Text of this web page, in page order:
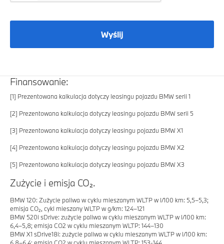
Wyślij
Finansowanie:
[1] Prezentowana kalkulacja dotyczy leasingu pojazdu BMW serii 1
[2] Prezentowana kalkulacja dotyczy leasingu pojazdu BMW serii 5
[3] Prezentowana kalkulacja dotyczy leasingu pojazdu BMW X1
[4] Prezentowana kalkulacja dotyczy leasingu pojazdu BMW X2
[5] Prezentowana kalkulacja dotyczy leasingu pojazdu BMW X3
Zużycie i emisja CO₂.
BMW 120: Zużycie paliwa w cyklu mieszanym WLTP w l/100 km: 5,5–5,3;
emisja CO₂, cykl mieszany WLTP w g/km: 124–121
BMW 520i sDrive: zużycie paliwa w cyklu mieszanym WLTP w l/100 km:
6,4–5,8; emisja CO2 w cyklu mieszanym WLTP: 144–130
BMW X1 sDrive18i: zużycie paliwa w cyklu mieszanym WLTP w l/100 km: